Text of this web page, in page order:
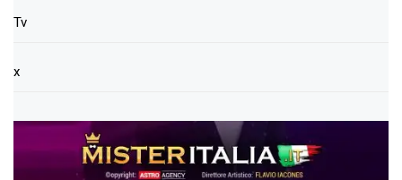
Tv
x